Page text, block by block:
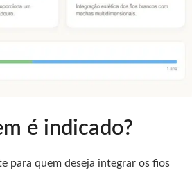
é indicado?
para quem deseja integrar os fios